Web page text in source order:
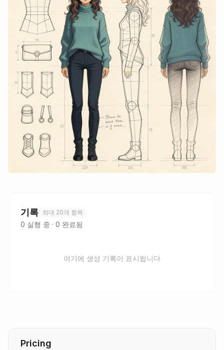
기록 최대 20개 항목
0 실행 중 · 0 완료됨
여기에 생성 기록이 표시됩니다
Pricing